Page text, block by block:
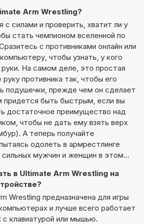
Arm Wrestling?
с силами и проверить, хватит ли у
стать чемпионом вселенной по
с противниками онлайн или
чтобы узнать, у кого
На самом деле, это простая
руку противника так, чтобы его
подушечки, прежде чем он сделает
придется быть быстрым, если вы
достаточное преимущество над
чтобы не дать ему взять верх
А теперь получайте
одолеть в армрестлинге
сильных мужчин и женщин в этом
в Ultimate Arm Wrestling на
Wrestling предназначена для игры
и лучше всего работает
с клавиатурой или мышью.